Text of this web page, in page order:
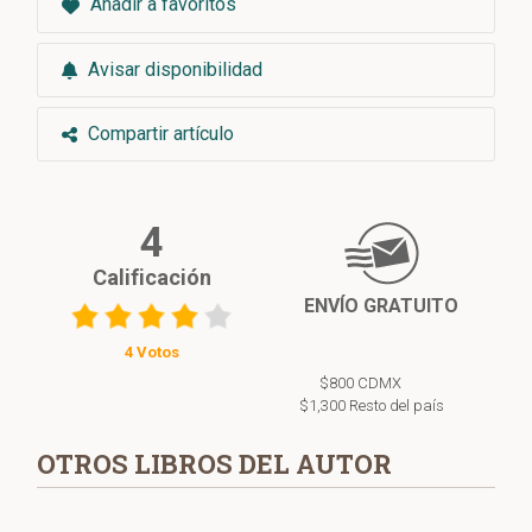
Añadir a favoritos
Avisar disponibilidad
Compartir artículo
4
Calificación
4 Votos
ENVÍO GRATUITO
$800 CDMX
$1,300 Resto del país
OTROS LIBROS DEL AUTOR